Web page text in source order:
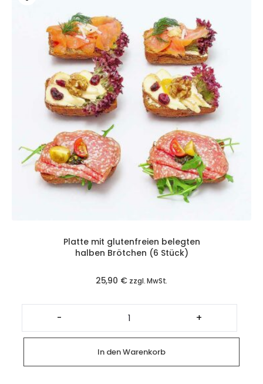
Platte mit glutenfreien belegten
halben Brötchen (6 Stück)
25,90 € zzgl. MwSt.
-
Platte
mit
glutenfreien
belegten
halben
Brötchen
(6
Stück)
+
In den Warenkorb